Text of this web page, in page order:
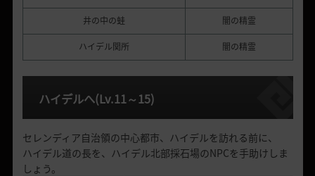
井の中の蛙 闇の精霊
ハイデル関所 闇の精霊
ハイデルへ(Lv.11～15)
セレンディア自治領の中心都市、ハイデルを訪れる前に、
ハイデル道の長を、ハイデル北部採石場のNPCを手助けしま
しょう。